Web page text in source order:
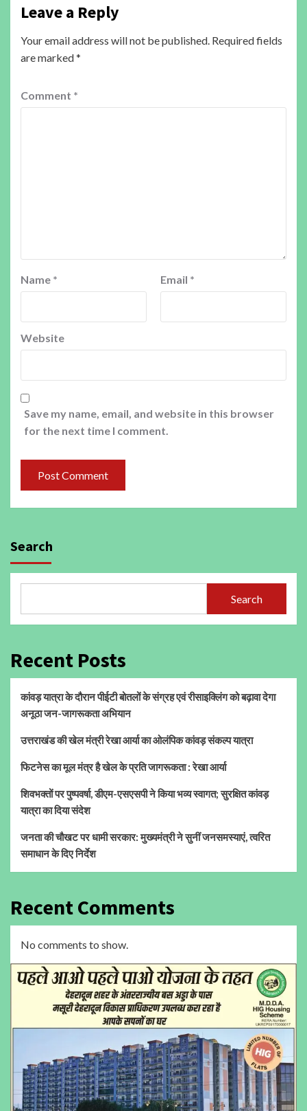
Leave a Reply
Your email address will not be published. Required fields
are marked*
Comment *
Name * Email *
Website
Save my name, email, and website in this browser
for the next time I comment.
Search
Search
Recent Posts
कांवड़ यात्रा के दौरान पीईटी बोतलों के संग्रह एवं रीसाइक्लिंग को बढ़ावा देगा
अनूठा जन-जागरूकता अभियान
उत्तराखंड की खेल मंत्री रेखा आर्या का ओलंपिक कांवड़ संकल्प यात्रा
फिटनेस का मूल मंत्र है खेल के प्रति जागरूकता : रेखा आर्या
शिवभक्तों पर पुष्पवर्षा, डीएम-एसएसपी ने किया भव्य स्वागत; सुरक्षित कांवड़
यात्रा का दिया संदेश
जनता की चौखट पर धामी सरकार: मुख्यमंत्री ने सुनीं जनसमस्याएं, त्वरित
समाधान के दिए निर्देश
Recent Comments
No comments to show.